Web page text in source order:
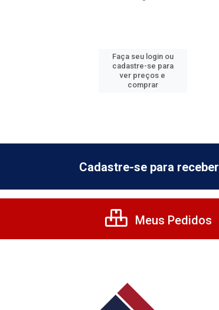
Faça seu login ou
cadastre-se para
ver preços e
comprar
Cadastre-se para
Meus Pedidos